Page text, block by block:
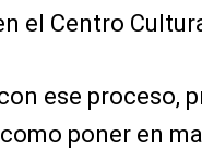
el Centro
ese proceso,
poner en